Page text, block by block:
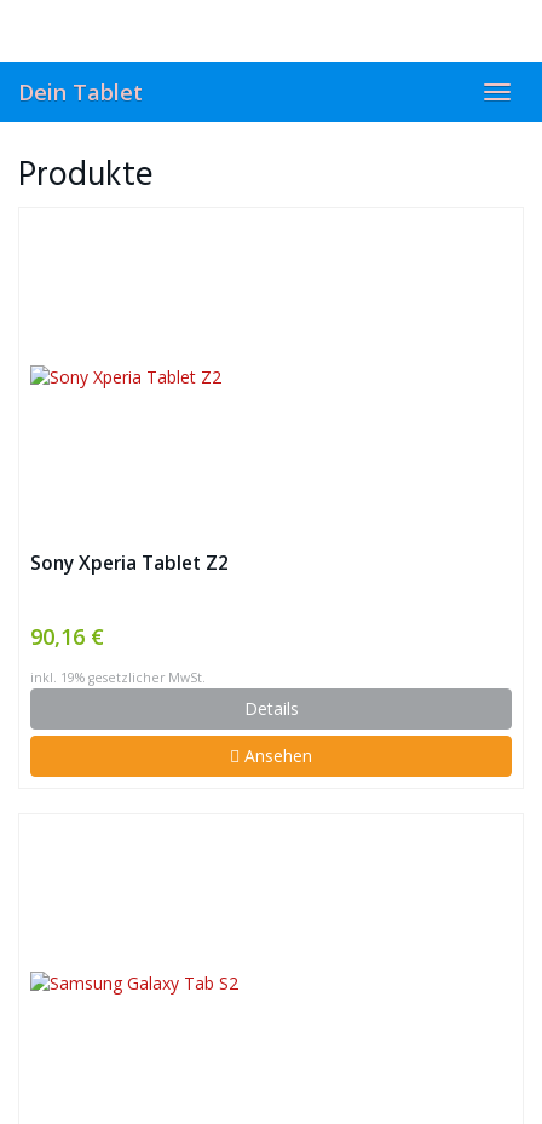
main
content
Dein Tablet
Produkte
Sony Xperia Tablet Z2
90,16 €
inkl. 19% gesetzlicher MwSt.
Details
Ansehen